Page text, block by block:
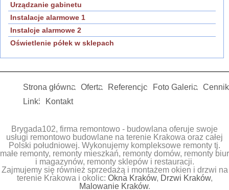
Urządzanie gabinetu
Instalacje alarmowe 1
Instalcje alarmowe 2
Oświetlenie półek w sklepach
Strona główna Oferta Referencje Foto Galeria
Cennik
Linki
Kontakt
Brygada102, firma remontowo - budowlana oferuje swoje
usługi remontowo budowlane na terenie Krakowa oraz całej
Polski południowej. Wykonujemy kompleksowe remonty tj.
małe remonty, remonty mieszkań, remonty domów, remonty biur
i magazynów, remonty sklepów i restauracji.
Zajmujemy się również sprzedażą i montażem okien i drzwi na
terenie Krakowa i okolic: Okna Kraków, Drzwi Kraków,
Malowanie Kraków.